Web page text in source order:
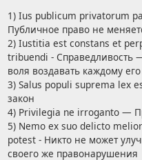
1) Ius publicum privatorum
Публичное право не
2) Iustitia est constans et
tribuendi - Справедливость
воля воздавать каждому
3) Salus populi suprema lex
закон
4) Privilegia ne irroganto —
5) Nemo ex suo delicto
potest - Никто не может
своего же правонарушения